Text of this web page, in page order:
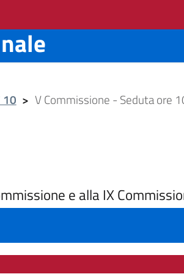
> V Commissione - Seduta ore
e alla IX